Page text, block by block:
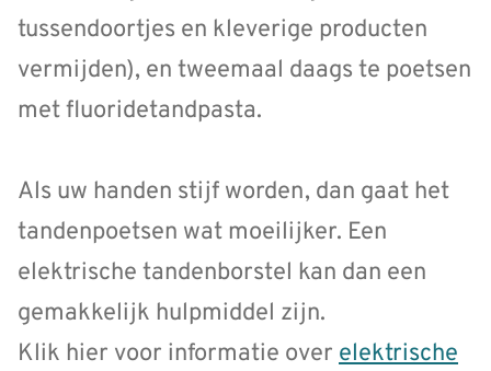
tussendoortjes en kleverige producten
vermijden), en tweemaal daags te poetsen
met fluoridetandpasta.
Als uw handen stijf worden, dan gaat het
tandenpoetsen wat moeilijker. Een
elektrische tandenborstel kan dan een
gemakkelijk hulpmiddel zijn.
Klik hier voor informatie over elektrische